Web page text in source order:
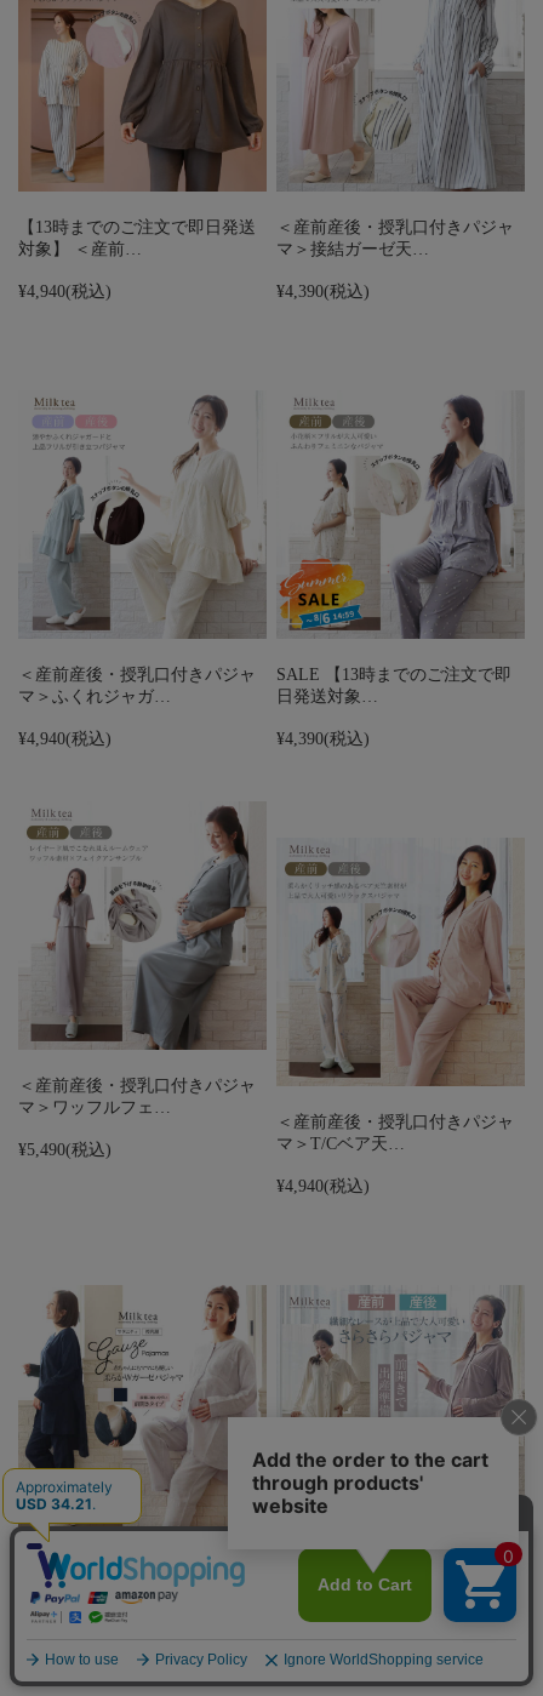
【13時までのご注文で即日発送
対象】 ＜産前…
¥4,940(税込)
＜産前産後・授乳口付きパジャ
マ＞接結ガーゼ天…
¥4,390(税込)
＜産前産後・授乳口付きパジャ
マ＞ふくれジャガ…
¥4,940(税込)
SALE 【13時までのご注文で即
日発送対象…
¥4,390(税込)
＜産前産後・授乳口付きパジャ
マ＞ワッフルフェ…
¥5,490(税込)
＜産前産後・授乳口付きパジャ
マ＞T/Cベア天…
¥4,940(税込)
＜授乳服・マタニティ＞ママに
も赤ちゃんにも…
＜産前産後・授乳口付きパジャ
マ＞レース使いパ…